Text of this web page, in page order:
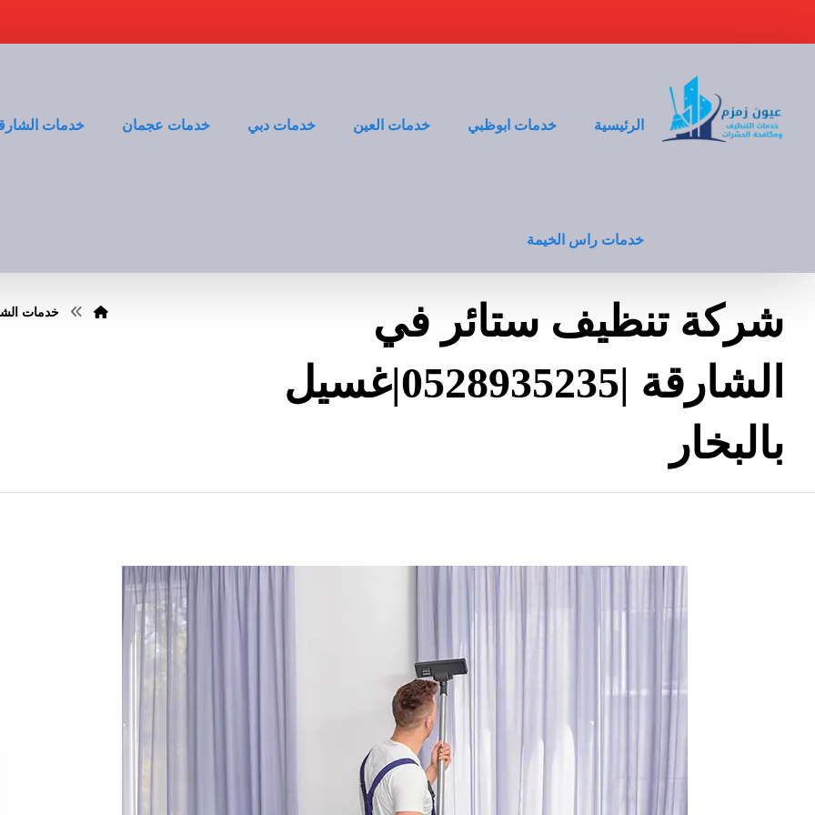
الرئيسية خدمات ابوظبي خدمات العين خدمات دبي خدمات عجمان خدمات
خدمات راس الخيمة
شركة تنظيف ستائر في
الشارقة |0528935235|غسيل
بالبخار
خدمات